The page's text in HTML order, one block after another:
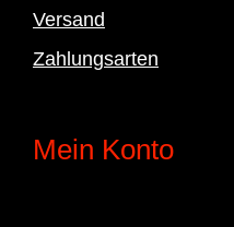
Versand
Zahlungsarten
Mein Konto